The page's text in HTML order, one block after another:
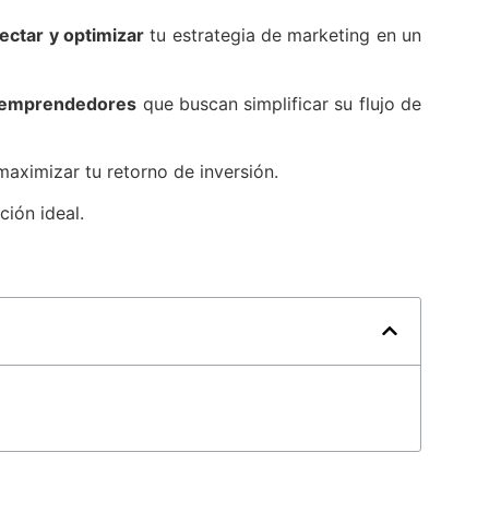
y optimizar tu estrategia de marketing en un
que buscan simplificar su flujo de
tu retorno de inversión.
ideal.